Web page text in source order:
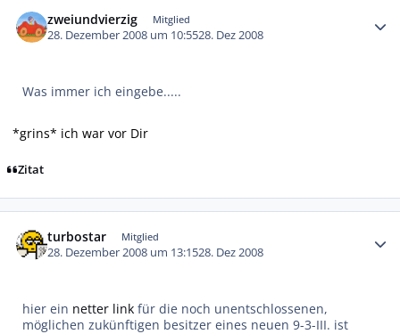
zweiundvierzig Mitglied
28. Dezember 2008 um 10:5528. Dez 2008
Was immer ich eingebe.....
*grins* ich war vor Dir
Zitat
turbostar Mitglied
28. Dezember 2008 um 13:1528. Dez 2008
hier ein netter link für die noch unentschlossenen,
möglichen zukünftigen besitzer eines neuen 9-3-III. ist